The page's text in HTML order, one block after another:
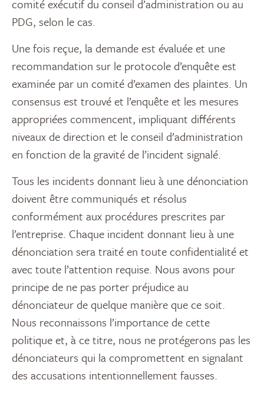
comité exécutif du conseil d’administration ou au
PDG, selon le cas.
Une fois reçue, la demande est évaluée et une
recommandation sur le protocole d’enquête est
examinée par un comité d’examen des plaintes. Un
consensus est trouvé et l’enquête et les mesures
appropriées commencent, impliquant différents
niveaux de direction et le conseil d’administration
en fonction de la gravité de l’incident signalé.
Tous les incidents donnant lieu à une dénonciation
doivent être communiqués et résolus
conformément aux procédures prescrites par
l’entreprise. Chaque incident donnant lieu à une
dénonciation sera traité en toute confidentialité et
avec toute l’attention requise. Nous avons pour
principe de ne pas porter préjudice au
dénonciateur de quelque manière que ce soit.
Nous reconnaissons l’importance de cette
politique et, à ce titre, nous ne protégerons pas les
dénonciateurs qui la compromettent en signalant
des accusations intentionnellement fausses.